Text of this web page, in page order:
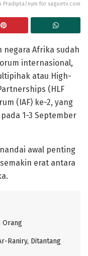
Pradipta/nym for sagoetv.com
negara Afrika sudah
internasional,
atau High-
(HLF
(IAF) ke-2, yang
1-3 September
awal penting
erat antara
Orang
Raniry, Ditantang